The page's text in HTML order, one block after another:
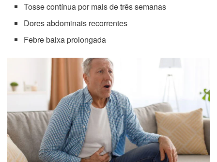
Tosse contínua por mais de três semanas
Dores abdominais recorrentes
Febre baixa prolongada